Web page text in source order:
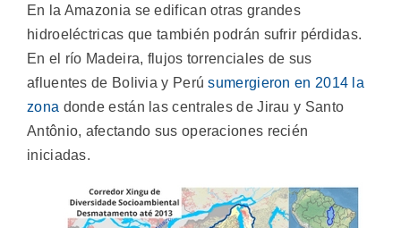
En la Amazonia se edifican otras grandes
hidroeléctricas que también podrán sufrir pérdidas.
En el río Madeira, flujos torrenciales de sus
afluentes de Bolivia y Perúsumergieron en 2014 la
zona donde están las centrales de Jirau y Santo
Antônio, afectando sus operaciones recién
iniciadas.